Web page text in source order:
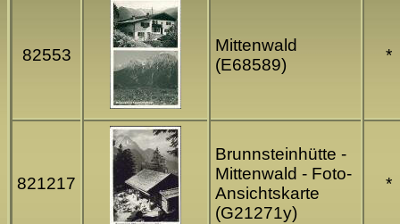
82553
Mittenwald
(E68589)
*
821217
Brunnsteinhütte -
Mittenwald - Foto-
Ansichtskarte
(G21271y)
*